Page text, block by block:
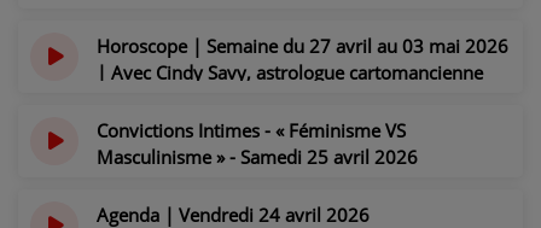
LOCATION DE STUDIOS
L'INFORMATION
EN QUOI ÇA CONSISTE ?
ÉCOUTEZ LES PRODUCTIONS
Horoscope | Semaine du 27 avril au 03 mai 2026
| Avec Cindy Savy, astrologue cartomancienne
Convictions Intimes - « Féminisme VS
Masculinisme » - Samedi 25 avril 2026
Agenda | Vendredi 24 avril 2026